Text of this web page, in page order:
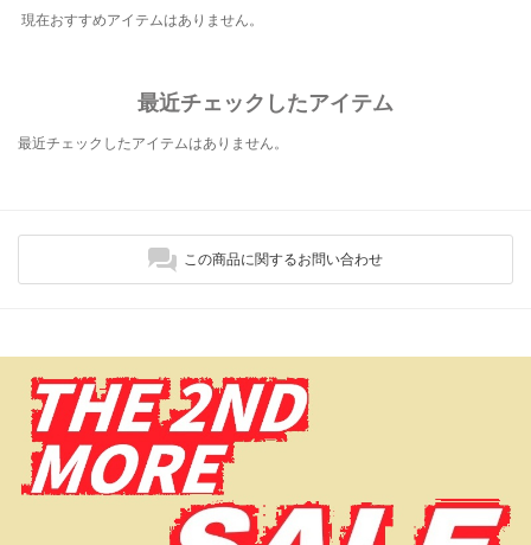
現在おすすめアイテムはありません。
最近チェックしたアイテム
最近チェックしたアイテムはありません。
この商品に関するお問い合わせ